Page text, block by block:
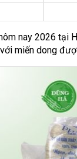
nay 2026 tại
miến dong